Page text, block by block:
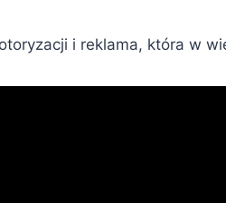
i reklama, która w